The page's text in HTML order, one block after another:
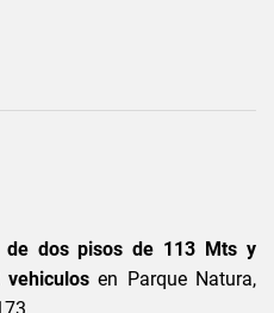
de dos pisos de 113 Mts y
en Parque Natura,